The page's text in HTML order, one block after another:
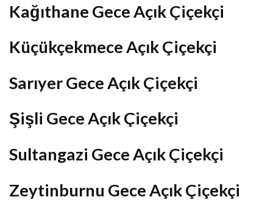
Kağıthane Gece Açık Çiçekçi
Küçükçekmece Açık Çiçekçi
Sarıyer Gece Açık Çiçekçi
Şişli Gece Açık Çiçekçi
Sultangazi Gece Açık Çiçekçi
Zeytinburnu Gece Açık Çiçekçi